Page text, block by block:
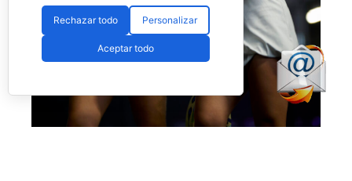
Rechazar todo Personalizar
Aceptar todo